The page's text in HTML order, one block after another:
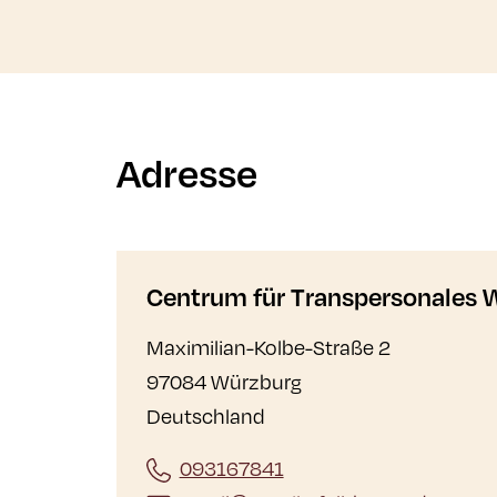
Adresse
Centrum für Transpersonales
Maximilian-Kolbe-Straße 2
97084 Würzburg
Deutschland
093167841